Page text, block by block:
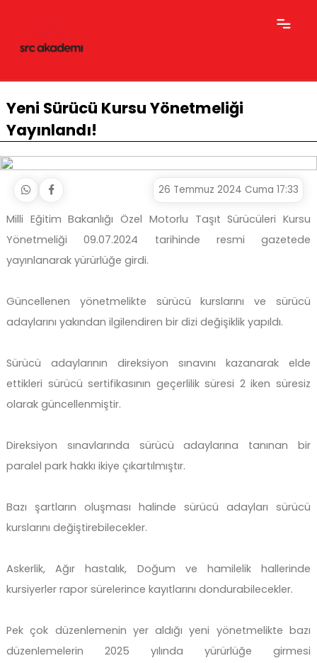
Yeni Sürücü Kursu Yönetmeliği
Yayınlandı!
26 Temmuz 2024 Cuma 17:33
Milli Eğitim Bakanlığı Özel Motorlu Taşıt Sürücüleri Kursu
Yönetmeliği 09.07.2024 tarihinde resmi gazetede
yayınlanarak yürürlüğe girdi.
Güncellenen yönetmelikte sürücü kurslarını ve sürücü
adaylarını yakından ilgilendiren bir dizi değişiklik yapıldı.
Sürücü adaylarının direksiyon sınavını kazanarak elde
ettikleri sürücü sertifikasının geçerlilik süresi 2 iken süresiz
olarak güncellenmiştir.
Direksiyon sınavlarında sürücü adaylarına tanınan bir
paralel park hakkı ikiye çıkartılmıştır.
Bazı şartların oluşması halinde sürücü adayları sürücü
kurslarını değiştirebilecekler.
Askerlik, Ağır hastalık, Doğum ve hamilelik hallerinde
kursiyerler rapor sürelerince kayıtlarını dondurabilecekler.
Pek çok düzenlemenin yer aldığı yeni yönetmelikte bazı
düzenlemelerin 2025 yılında yürürlüğe girmesi